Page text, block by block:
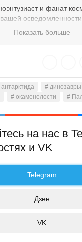
и фанат
вашей осведомленности.
Показать больше
антарктида
# динозавры
# окаменелости #
на нас в
и VK
Telegram
Дзен
VK